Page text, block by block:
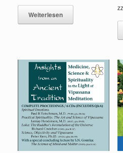
Weiterlesen